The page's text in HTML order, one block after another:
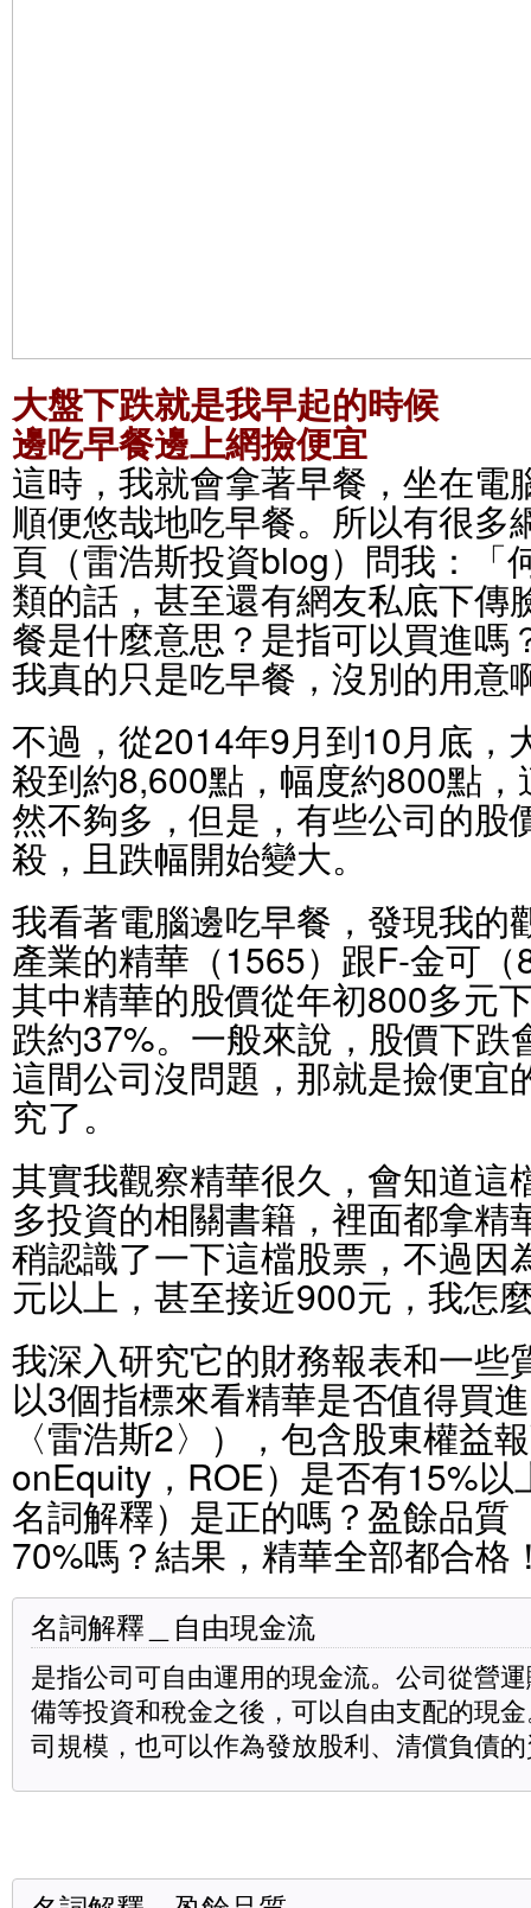
大盤下跌就是我早起的時候
邊吃早餐邊上網撿便宜
這時，我就會拿著早餐，坐在電
順便悠哉地吃早餐。所以有很多
頁（雷浩斯投資blog）問我：「
類的話，甚至還有網友私底下傳
餐是什麼意思？是指可以買進嗎
我真的只是吃早餐，沒別的用意
不過，從2014年9月到10月底，
殺到約8,600點，幅度約800點
然不夠多，但是，有些公司的股
殺，且跌幅開始變大。
我看著電腦邊吃早餐，發現我的
產業的精華（1565）跟F-金可
其中精華的股價從年初800多元
跌約37%。一般來說，股價下跌
這間公司沒問題，那就是撿便宜
究了。
其實我觀察精華很久，會知道這
多投資的相關書籍，裡面都拿精
稍認識了一下這檔股票，不過因
元以上，甚至接近900元，我怎
我深入研究它的財務報表和一些
以3個指標來看精華是否值得買
〈雷浩斯2〉），包含股東權益
onEquity，ROE）是否有15%
名詞解釋）是正的嗎？盈餘品質
70%嗎？結果，精華全部都合格
名詞解釋＿自由現金流
是指公司可自由運用的現金流。公司從營
備等投資和稅金之後，可以自由支配的現
司規模，也可以作為發放股利、清償負債